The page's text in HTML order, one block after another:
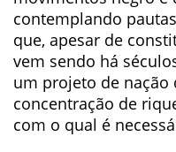
contemplando
que, apesar de
vem sendo há
um projeto de nação
concentração de
com o qual é